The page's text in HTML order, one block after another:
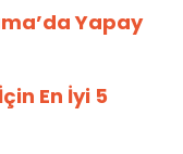
Yapay
En İyi 5